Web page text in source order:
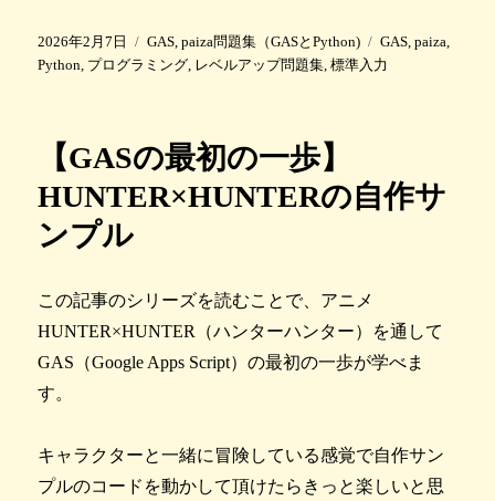
投
稿
2026年2月7日
カ
テ
GAS,paiza問題集（GASとPython)
タ
グ
GAS,paiza,
Python, プログラミング, レベルアップ問題集,標準入力
【GASの最初の一歩】
HUNTER×HUNTERの自作サ
ンプル
この記事のシリーズを読むことで、アニメ
HUNTER×HUNTER（ハンターハンター）を通して
GAS（Google Apps Script）の最初の一歩が学べま
す。
キャラクターと一緒に冒険している感覚で自作サン
プルのコードを動かして頂けたらきっと楽しいと思